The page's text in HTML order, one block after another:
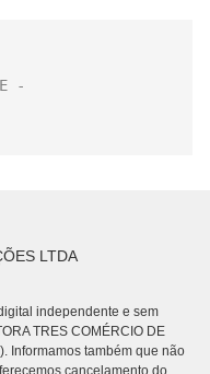
LTDA
independente e sem
TRES COMÉRCIO DE
Informamos também que não
cancelamento do